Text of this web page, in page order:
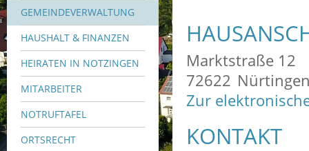
GEMEINDEVERWALTUNG
HAUSHALT & FINANZEN
HEIRATEN IN NOTZINGEN
MITARBEITER
NOTRUFTAFEL
ORTSRECHT
Marktstraße 12
72622
Zur
KONTAKT